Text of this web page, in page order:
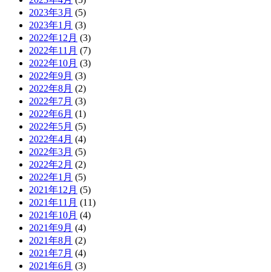
2023年3月 (5)
2023年1月 (3)
2022年12月 (3)
2022年11月 (7)
2022年10月 (3)
2022年9月 (3)
2022年8月 (2)
2022年7月 (3)
2022年6月 (1)
2022年5月 (5)
2022年4月 (4)
2022年3月 (5)
2022年2月 (2)
2022年1月 (5)
2021年12月 (5)
2021年11月 (11)
2021年10月 (4)
2021年9月 (4)
2021年8月 (2)
2021年7月 (4)
2021年6月 (3)